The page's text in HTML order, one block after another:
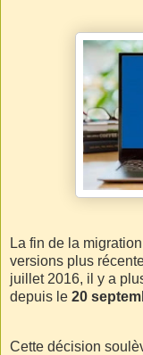
La fin de la
versions plus
juillet 2016, il y a
depuis le 20
Cette décision